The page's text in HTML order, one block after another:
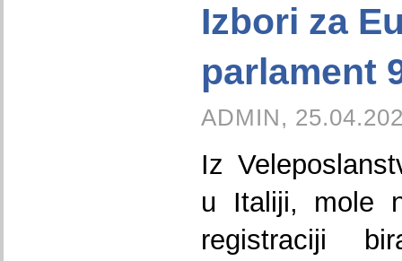
Izbori za
parlament
ADMIN,
Iz
u Italiji, mole
registraciji